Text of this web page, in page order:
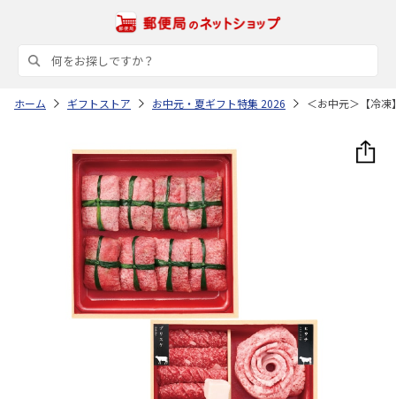
ホーム ギフトストア お中元・夏ギフト特集 2026 ＜お中元＞【冷